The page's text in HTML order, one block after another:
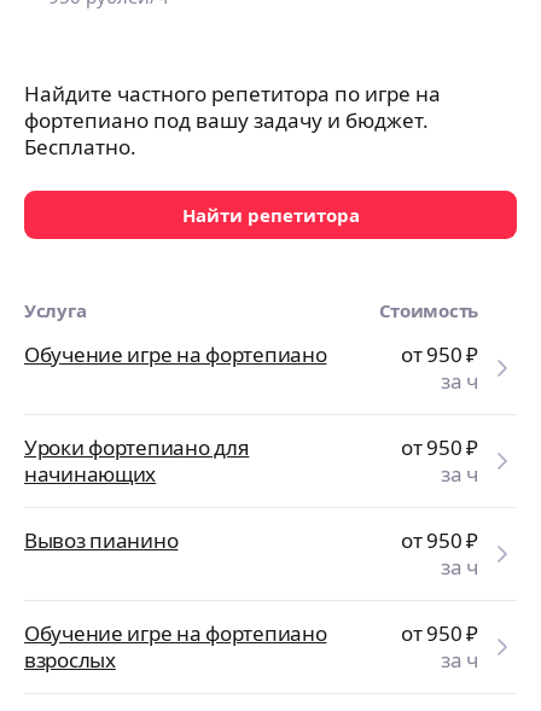
Найдите частного репетитора по игре на
фортепиано под вашу задачу и бюджет.
Бесплатно.
Найти репетитора
Услуга Стоимость
Обучение игре на фортепиано от 950₽
за ч
Уроки фортепиано для
начинающих
от 950₽
за ч
Вывоз пианино от 950₽
за ч
Обучение игре на фортепиано
взрослых
от 950₽
за ч